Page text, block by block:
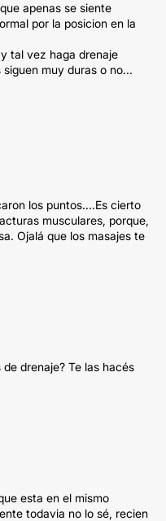
apenas se siente
por la posicion en la
tal vez haga drenaje
muy duras o no...
los puntos....Es cierto
musculares, porque,
Ojalá que los masajes te
drenaje? Te las hacés
esta en el mismo
todavia no lo sé, recien